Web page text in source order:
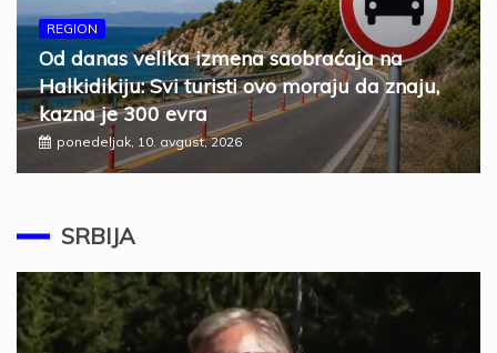
REGION
Od danas velika izmena saobraćaja na
Halkidikiju: Svi turisti ovo moraju da znaju,
kazna je 300 evra
ponedeljak, 10. avgust, 2026
SRBIJA